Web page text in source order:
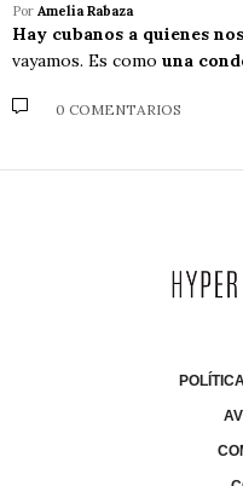
Por Amelia Rabaza
Hay cubanos a quienes
vayamos. Es como una
0 COMENTARIOS